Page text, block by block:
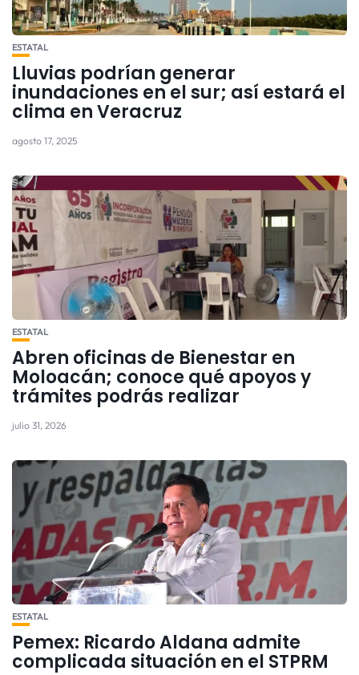
ESTATAL
Lluvias podrían generar
inundaciones en el sur; así estará el
clima en Veracruz
agosto 17, 2025
ESTATAL
Abren oficinas de Bienestar en
Moloacán; conoce qué apoyos y
trámites podrás realizar
julio 31, 2026
ESTATAL
Pemex: Ricardo Aldana admite
complicada situación en el STPRM